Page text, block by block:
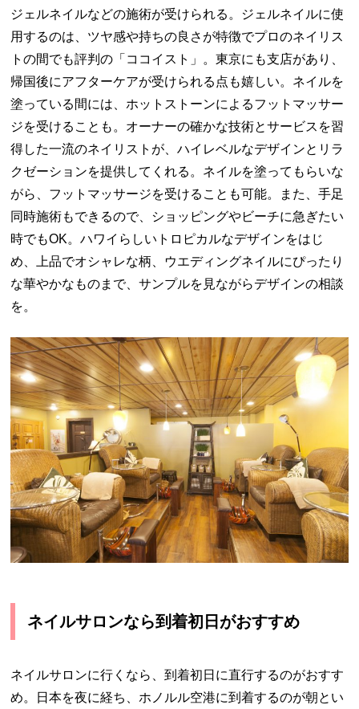
ジェルネイルなどの施術が受けられる。ジェルネイルに使
用するのは、ツヤ感や持ちの良さが特徴でプロのネイリス
トの間でも評判の「ココイスト」。東京にも支店があり、
帰国後にアフターケアが受けられる点も嬉しい。ネイルを
塗っている間には、ホットストーンによるフットマッサー
ジを受けることも。オーナーの確かな技術とサービスを習
得した一流のネイリストが、ハイレベルなデザインとリラ
クゼーションを提供してくれる。ネイルを塗ってもらいな
がら、フットマッサージを受けることも可能。また、手足
同時施術もできるので、ショッピングやビーチに急ぎたい
時でもOK。ハワイらしいトロピカルなデザインをはじ
め、上品でオシャレな柄、ウエディングネイルにぴったり
な華やかなものまで、サンプルを見ながらデザインの相談
を。
ネイルサロンなら到着初日がおすすめ
ネイルサロンに行くなら、到着初日に直行するのがおすす
め。日本を夜に経ち、ホノルル空港に到着するのが朝とい